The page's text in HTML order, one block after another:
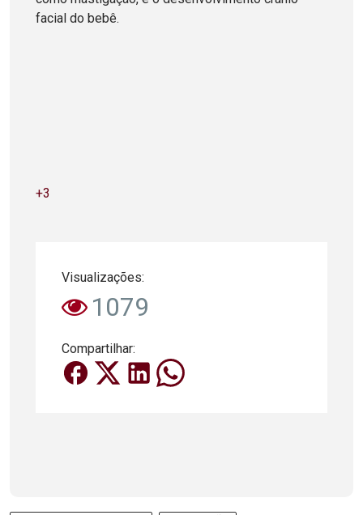
facial do bebê.
+3
Visualizações:
1079
Compartilhar: